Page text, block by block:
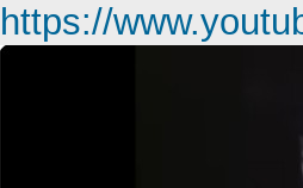
https://